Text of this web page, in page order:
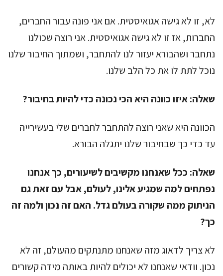
לא, זו לא גישה אגואיסטית. אם אני פונה עבור החברים,
החברות, אז זו לא גישה אגואיסטית. אני רוצה שכולנו
נתחבר ושהבורא יעזור לנו להתחבר, ושמתוך החיבור שלנו
נוכל לתת לו את כל הלב שלנו.
שאלה:איזו כוונה היא הכי נכונה כדי להיות בחיבור?
הכוונה היא שאני רוצה להתחבר לחברים שלי בעשירייה
עד כדי כך שבחיבור שלנו יתגלה הבורא.
שאלה: ככל שאנחנו מקשיבים לשיעורים, כך אנחנו
נפתחים למה שמגיע אלינו, לעולם, אבל עם זאת גם
הניתוק ממה שקורה בעולם גדל. האם זה נכון ולמה זה
כך?
לא צריך לדאוג מזה שאנחנו מתנתקים מהעולם, זה לא
נכון. וודאי שאנחנו לא יכולים להיות באותה מידה קשורים